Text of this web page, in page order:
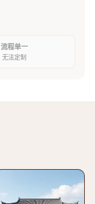
流程单一
无法定制